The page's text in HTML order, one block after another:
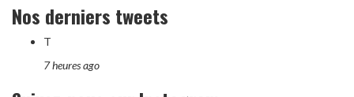
Nos derniers tweets
T
7 heures ago